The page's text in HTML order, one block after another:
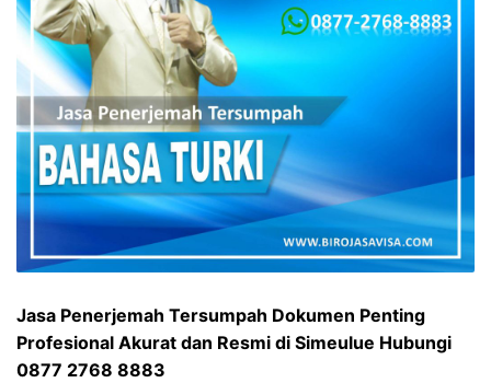
Jasa Penerjemah Tersumpah Dokumen Penting
Profesional Akurat dan Resmi di Simeulue Hubungi
0877 2768 8883